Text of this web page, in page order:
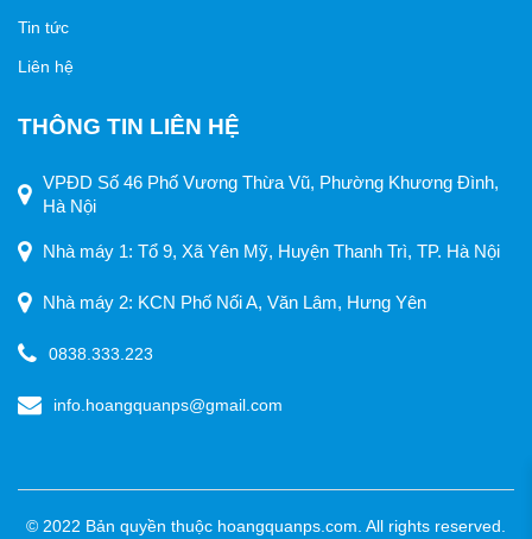
Tin tức
Liên hệ
THÔNG TIN LIÊN HỆ
VPĐD Số 46 Phố Vương Thừa Vũ, Phường Khương Đình,
Hà Nội
Nhà máy 1: Tổ 9, Xã Yên Mỹ, Huyện Thanh Trì, TP. Hà Nội
Nhà máy 2: KCN Phố Nối A, Văn Lâm, Hưng Yên
0838.333.223
info.hoangquanps@gmail.com
© 2022 Bản quyền thuộc hoangquanps.com. All rights reserved.